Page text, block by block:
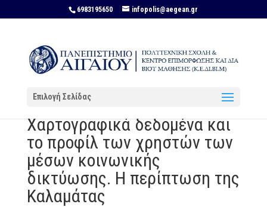
6983195650 infopolis@aegean.gr
Επιλογή Σελίδας
Χαρτογραφικά δεδομένα και
το προφίλ των χρηστών των
μέσων κοινωνικής
δικτύωσης. Η περίπτωση της
Καλαμάτας